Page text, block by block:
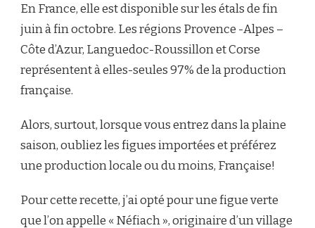
En France, elle est disponible sur les étals de fin
juin à fin octobre. Les régions Provence -Alpes –
Côte d’Azur, Languedoc-Roussillon et Corse
représentent à elles-seules 97% de la production
française.
Alors, surtout, lorsque vous entrez dans la plaine
saison, oubliez les figues importées et préférez
une production locale ou du moins, Française!
Pour cette recette, j’ai opté pour une figue verte
que l’on appelle « Néfiach », originaire d’un village